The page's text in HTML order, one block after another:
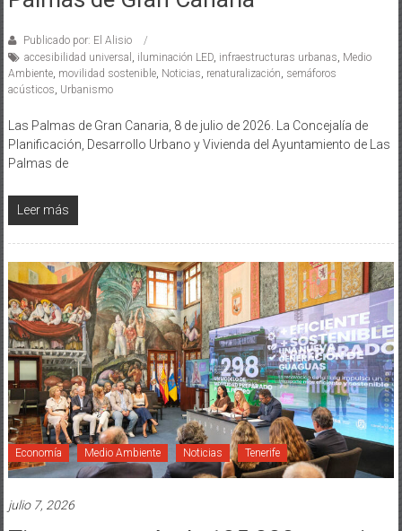
Publicado por: El Alisio
accesibilidad universal , iluminación LED, infraestructuras urbanas, Medio
Ambiente, movilidad sostenible, Noticias, renaturalización, semáforos
acústicos, Urbanismo
Las Palmas de Gran Canaria, 8 de julio de 2026. La Concejalía de
Planificación, Desarrollo Urbano y Vivienda del Ayuntamiento de Las
Palmas de
Leer más
Economía Medio Ambiente Noticias Tenerife
julio 7, 2026